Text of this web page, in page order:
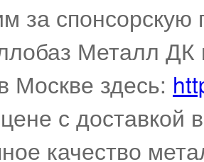
за
Металл ДК
Москве здесь:
с
качество